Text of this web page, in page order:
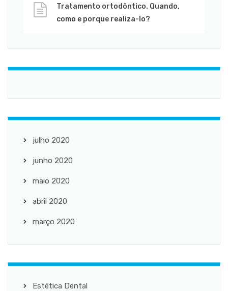
Tratamento ortodôntico. Quando,
como e porque realiza-lo?
julho 2020
junho 2020
maio 2020
abril 2020
março 2020
Estética Dental